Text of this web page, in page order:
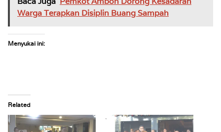
Warga Terapkan Disiplin Buang Sampah
Menyukai ini:
Related